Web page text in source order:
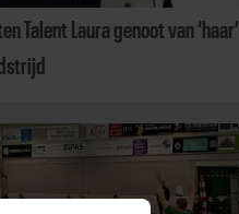
Talent Laura genoot van ‘haar’